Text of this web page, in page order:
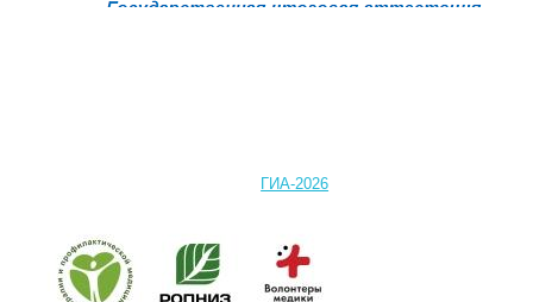
ГИА-2026